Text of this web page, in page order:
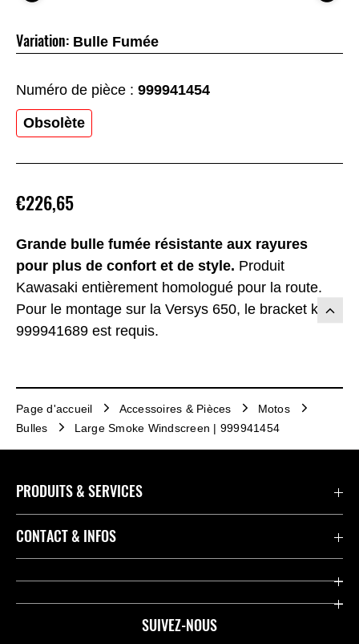
Grande bulle fumée résistante aux rayures
pour plus de confort et de style. Produit
Kawasaki entièrement homologué pour la route.
Pour le montage sur la Versys 650, le bracket kit
999941689 est requis.
€226,65
Variation: Bulle Fumée
Numéro de pièce : 999941454
Obsolète
Page d'accueil Accessoires & Pièces
Motos
Bulles
Large Smoke Windscreen | 999941454
SUIVEZ-NOUS
PRODUITS & SERVICES
Accessoires & Pièces
Concessionnaires
CONTACT & INFOS
Contact